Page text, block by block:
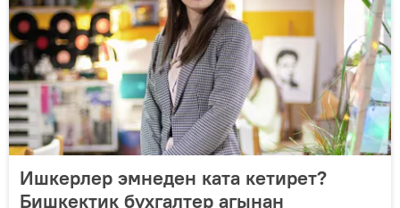
Ишкерлер эмнеден ката кетирет?
Бишкектик бухгалтер агынан